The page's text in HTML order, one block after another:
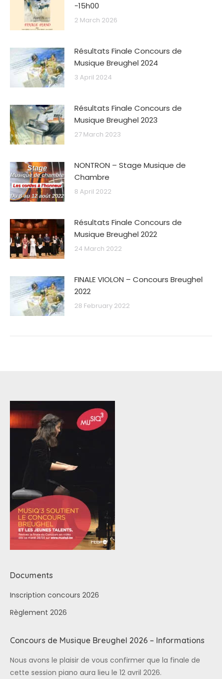
-15h00
2 March 2026
Résultats Finale Concours de
Musique Breughel 2024
3 April 2024
Résultats Finale Concours de
Musique Breughel 2023
27 March 2023
NONTRON – Stage Musique de
Chambre
8 April 2022
Résultats Finale Concours de
Musique Breughel 2022
24 March 2022
FINALE VIOLON – Concours Breughel
2022
28 February 2022
Documents
Inscription concours 2026
Règlement 2026
Concours de Musique Breughel 2026 – Informations
Nous avons le plaisir de vous confirmer que la finale de
cette session piano aura lieu le 12 avril 2026.